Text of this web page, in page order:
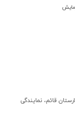
قائم، نمایندگی